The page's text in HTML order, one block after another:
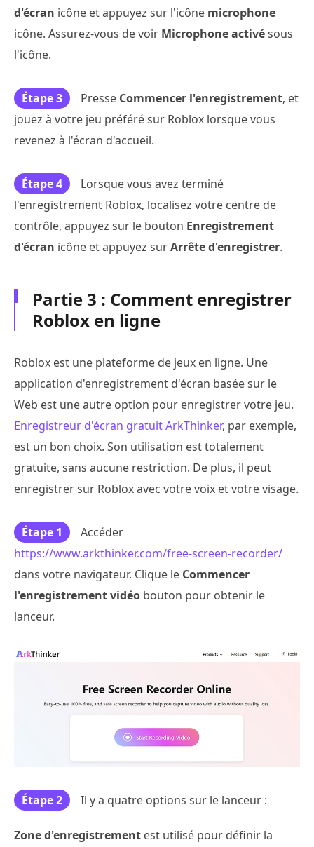
d'écran icône et appuyez sur l'icône microphone
icône. Assurez-vous de voir Microphone activésous
l'icône.
Étape 3 Presse Commencer l'enregistrement, et
jouez à votre jeu préféré sur Roblox lorsque vous
revenez à l'écran d'accueil.
Étape 4
Lorsque vous avez terminé
l'enregistrement Roblox, localisez votre centre de
contrôle, appuyez sur le bouton Enregistrement
d'écran icône et appuyez surArrête d'enregistrer.
Partie 3 : Comment enregistrer
Roblox en ligne
Roblox est une plateforme de jeux en ligne. Une
application d'enregistrement d'écran basée sur le
Web est une autre option pour enregistrer votre jeu.
Enregistreur d'écran gratuit ArkThinker, par exemple,
est un bon choix. Son utilisation est totalement
gratuite, sans aucune restriction. De plus, il peut
enregistrer sur Roblox avec votre voix et votre visage.
Étape 1
Accéder
https://www.arkthinker.com/free-screen-recorder/
dans votre navigateur. Clique le Commencer
l'enregistrement vidéo bouton pour obtenir le
lanceur.
Étape 2 Il y a quatre options sur le lanceur :
Zone d'enregistrement est utilisé pour définir la